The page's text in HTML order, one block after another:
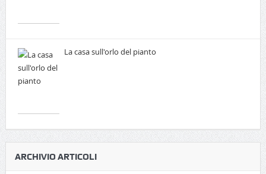
La casa sull'orlo del pianto
ARCHIVIO ARTICOLI